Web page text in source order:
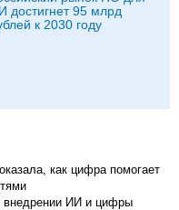
достигнет 95 млрд
к 2030 году
как цифра помогает
внедрении ИИ и цифры